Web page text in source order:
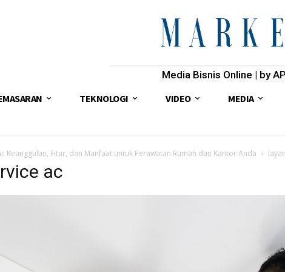
Media Bisnis Online | by
TEKNOLOGI VIDEO MEDIA
Keunggulan, Fitur, dan Manfaat untuk Perawatan Rumah dan Kantor Anda
ac